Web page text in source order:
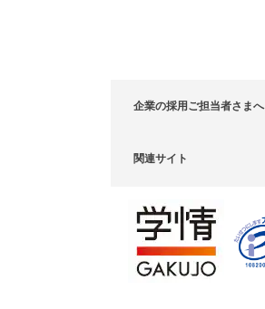
企業の採用ご担当者さまへ
関連サイト